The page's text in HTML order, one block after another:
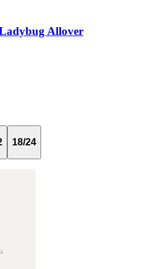
Allover
18/24